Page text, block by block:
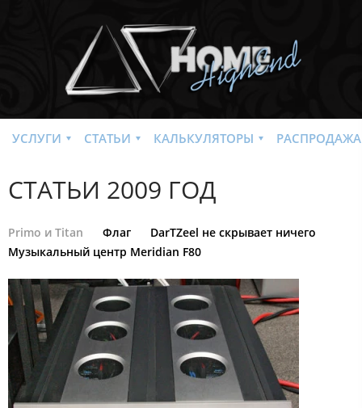
УСЛУГИ СТАТЬИ КАЛЬКУЛЯТОРЫ РАСПРОДАЖА
СТАТЬИ 2009 ГОД
Primo и Titan Флаг
DarTZeel не скрывает ничего
Музыкальный центр Meridian F80